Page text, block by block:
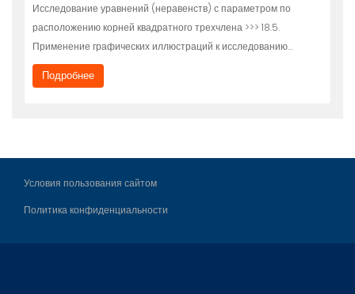
Исследование уравнений (неравенств) с параметром по
расположению корней квадратного трехчлена >>> 18.5.
Применение графических иллюстраций к исследованию…
Подробнее
Условия пользования сайтом
Политика конфиденциальности